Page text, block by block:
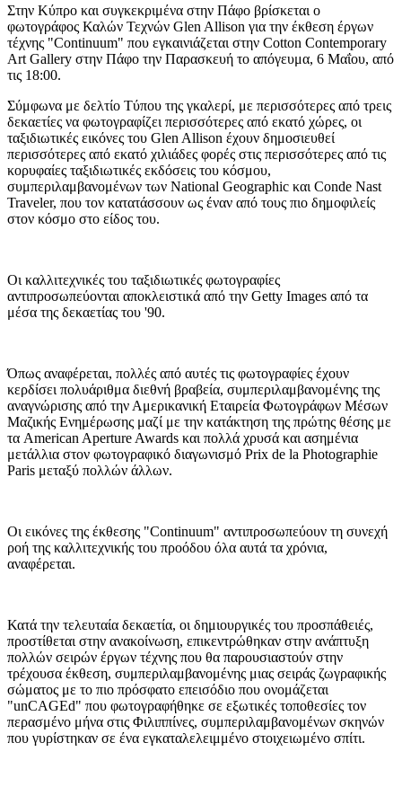
Στην Κύπρο και συγκεκριμένα στην Πάφο βρίσκεται ο
φωτογράφος Καλών Τεχνών Glen Allison για την έκθεση έργων
τέχνης "Continuum" που εγκαινιάζεται στην Cotton Contemporary
Art Gallery στην Πάφο την Παρασκευή το απόγευμα, 6 Μαΐου, από
τις 18:00.
Σύμφωνα με δελτίο Tύπου της γκαλερί, με περισσότερες από τρεις
δεκαετίες να φωτογραφίζει περισσότερες από εκατό χώρες, οι
ταξιδιωτικές εικόνες του Glen Allison έχουν δημοσιευθεί
περισσότερες από εκατό χιλιάδες φορές στις περισσότερες από τις
κορυφαίες ταξιδιωτικές εκδόσεις του κόσμου,
συμπεριλαμβανομένων των National Geographic και Conde Nast
Traveler, που τον κατατάσσουν ως έναν από τους πιο δημοφιλείς
στον κόσμο στο είδος του.
Οι καλλιτεχνικές του ταξιδιωτικές φωτογραφίες
αντιπροσωπεύονται αποκλειστικά από την Getty Images από τα
μέσα της δεκαετίας του '90.
Όπως αναφέρεται, πολλές από αυτές τις φωτογραφίες έχουν
κερδίσει πολυάριθμα διεθνή βραβεία, συμπεριλαμβανομένης της
αναγνώρισης από την Αμερικανική Εταιρεία Φωτογράφων Μέσων
Μαζικής Ενημέρωσης μαζί με την κατάκτηση της πρώτης θέσης με
τα American Aperture Awards και πολλά χρυσά και ασημένια
μετάλλια στον φωτογραφικό διαγωνισμό Prix de la Photographie
Paris μεταξύ πολλών άλλων.
Οι εικόνες της έκθεσης "Continuum" αντιπροσωπεύουν τη συνεχή
ροή της καλλιτεχνικής του προόδου όλα αυτά τα χρόνια,
αναφέρεται.
Κατά την τελευταία δεκαετία, οι δημιουργικές του προσπάθειές,
προστίθεται στην ανακοίνωση, επικεντρώθηκαν στην ανάπτυξη
πολλών σειρών έργων τέχνης που θα παρουσιαστούν στην
τρέχουσα έκθεση, συμπεριλαμβανομένης μιας σειράς ζωγραφικής
σώματος με το πιο πρόσφατο επεισόδιο που ονομάζεται
"unCAGEd" που φωτογραφήθηκε σε εξωτικές τοποθεσίες τον
περασμένο μήνα στις Φιλιππίνες, συμπεριλαμβανομένων σκηνών
που γυρίστηκαν σε ένα εγκαταλελειμμένο στοιχειωμένο σπίτι.